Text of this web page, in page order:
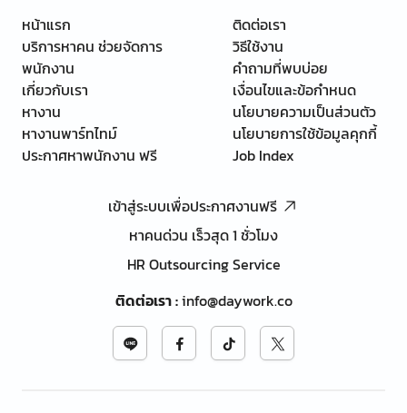
หน้าแรก
บริการหาคน ช่วยจัดการ
พนักงาน
เกี่ยวกับเรา
หางาน
หางานพาร์ทไทม์
ประกาศหาพนักงาน ฟรี
ติดต่อเรา
วิธีใช้งาน
คำถามที่พบบ่อย
เงื่อนไขและข้อกำหนด
นโยบายความเป็นส่วนตัว
นโยบายการใช้ข้อมูลคุกกี้
Job Index
เข้าสู่ระบบเพื่อประกาศงานฟรี
หาคนด่วน เร็วสุด 1 ชั่วโมง
HR Outsourcing Service
ติดต่อเรา:info@daywork.co